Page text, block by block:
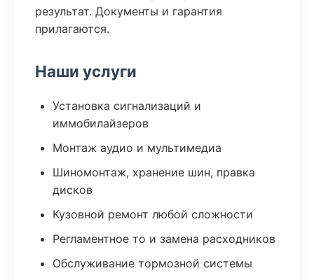
результат. Документы и гарантия
прилагаются.
Наши услуги
Установка сигнализаций и
иммобилайзеров
Монтаж аудио и мультимедиа
Шиномонтаж, хранение шин, правка
дисков
Кузовной ремонт любой сложности
Регламентное то и замена расходников
Обслуживание тормозной системы